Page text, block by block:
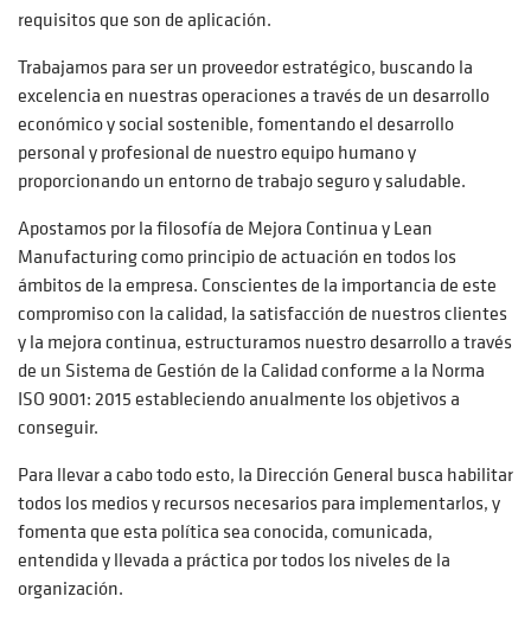
requisitos que son de aplicación.
Trabajamos para ser un proveedor estratégico, buscando la
excelencia en nuestras operaciones a través de un desarrollo
económico y social sostenible, fomentando el desarrollo
personal y profesional de nuestro equipo humano y
proporcionando un entorno de trabajo seguro y saludable.
Apostamos por la filosofía de Mejora Continua y Lean
Manufacturing como principio de actuación en todos los
ámbitos de la empresa. Conscientes de la importancia de este
compromiso con la calidad, la satisfacción de nuestros clientes
y la mejora continua, estructuramos nuestro desarrollo a través
de un Sistema de Gestión de la Calidad conforme a la Norma
ISO 9001: 2015 estableciendo anualmente los objetivos a
conseguir.
Para llevar a cabo todo esto, la Dirección General busca habilitar
todos los medios y recursos necesarios para implementarlos, y
fomenta que esta política sea conocida, comunicada,
entendida y llevada a práctica por todos los niveles de la
organización.